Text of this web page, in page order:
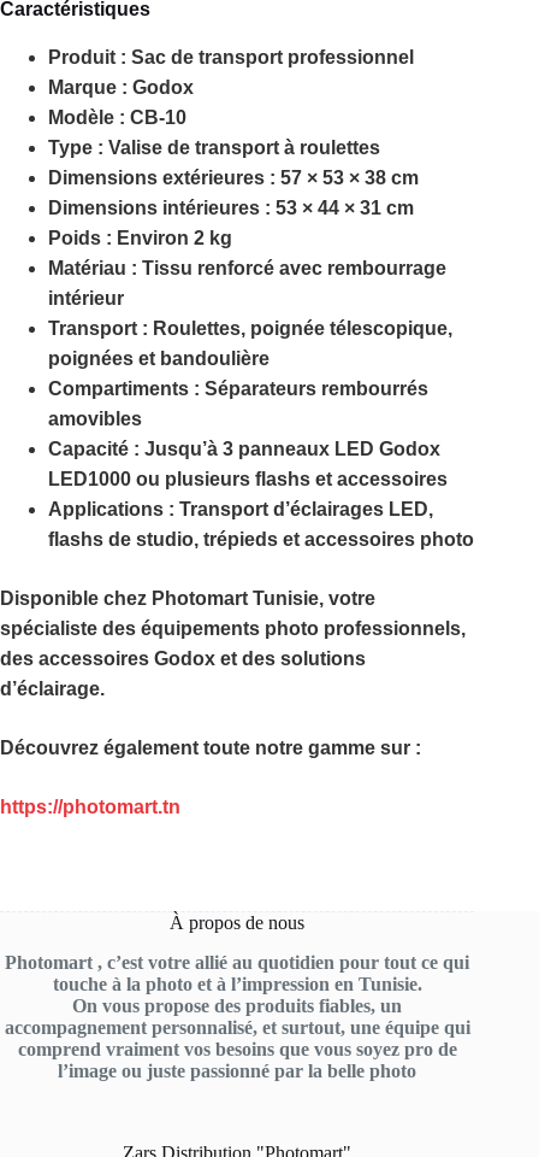
Caractéristiques
Produit : Sac de transport professionnel
Marque : Godox
Modèle : CB-10
Type : Valise de transport à roulettes
Dimensions extérieures : 57 × 53 × 38 cm
Dimensions intérieures : 53 × 44 × 31 cm
Poids : Environ 2 kg
Matériau : Tissu renforcé avec rembourrage
intérieur
Transport : Roulettes, poignée télescopique,
poignées et bandoulière
Compartiments : Séparateurs rembourrés
amovibles
Capacité : Jusqu’à 3 panneaux LED Godox
LED1000 ou plusieurs flashs et accessoires
Applications : Transport d’éclairages LED,
flashs de studio, trépieds et accessoires photo
Disponible chez Photomart Tunisie, votre
spécialiste des équipements photo professionnels,
des accessoires Godox et des solutions
d’éclairage.
Découvrez également toute notre gamme sur :
https://photomart.tn
À propos de nous
Photomart , c’est votre allié au quotidien pour tout ce qui
touche à la photo et à l’impression en Tunisie.
On vous propose des produits fiables, un
accompagnement personnalisé, et surtout, une équipe qui
comprend vraiment vos besoins que vous soyez pro de
l’image ou juste passionné par la belle photo